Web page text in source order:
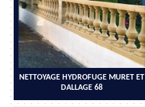
NETTOYAGE HYDROFUGE MURET ET
DALLAGE 68